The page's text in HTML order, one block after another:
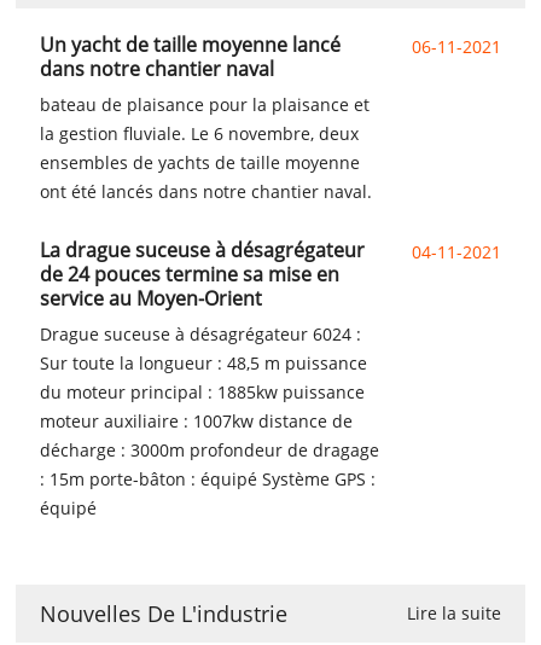
Un yacht de taille moyenne lancé
dans notre chantier naval
bateau de plaisance pour la plaisance et
la gestion fluviale. Le 6 novembre, deux
ensembles de yachts de taille moyenne
ont été lancés dans notre chantier naval.
06-11-2021
La drague suceuse à désagrégateur
de 24 pouces termine sa mise en
service au Moyen-Orient
Drague suceuse à désagrégateur 6024 :
Sur toute la longueur : 48,5 m puissance
du moteur principal : 1885kw puissance
moteur auxiliaire : 1007kw distance de
décharge : 3000m profondeur de dragage
: 15m porte-bâton : équipé Système GPS :
équipé
04-11-2021
Nouvelles De L'industrie Lire la suite